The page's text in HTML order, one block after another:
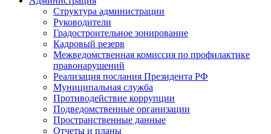
Структура администрации
Руководители
Градостроительное зонирование
Кадровый резерв
Межведомственная комиссия по профилактике
правонарушений
Реализация послания Президента РФ
Муниципальная служба
Противодействие коррупции
Подведомственные организации
Пространственные данные
Отчеты и планы